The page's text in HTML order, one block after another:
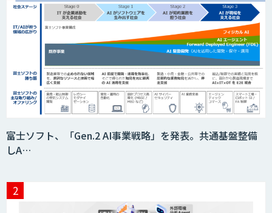
貴社専用ナレッジAI構築
SELFBOT AIエージェント
HEROZ ASK
富士ソフト、「Gen.2 AI事業戦略」を発表。共通基盤整備
しA…